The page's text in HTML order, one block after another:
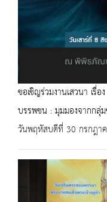
ขอเชิญร่วมงานเสวนา เรื่
บรรพชน : มุมมองจากกลุ่
วันพฤหัสบดีที่ 30 กรกฎา